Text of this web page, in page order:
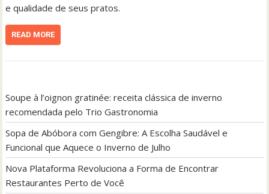
e qualidade de seus pratos.
READ MORE
Soupe à l’oignon gratinée: receita clássica de inverno
recomendada pelo Trio Gastronomia
Sopa de Abóbora com Gengibre: A Escolha Saudável e
Funcional que Aquece o Inverno de Julho
Nova Plataforma Revoluciona a Forma de Encontrar
Restaurantes Perto de Você